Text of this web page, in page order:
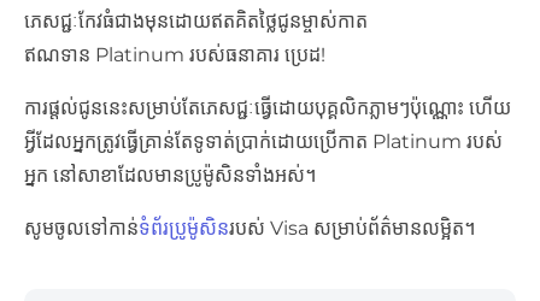
ភេសជ្ជៈកែវធំជាងមុនដោយឥតគិតថ្លៃជូនម្ចាស់កាត
ឥណទាន Platinum របស់ធនាគារ ប្រេដ!
ការផ្តល់ជូននេះសម្រាប់តែភេសជ្ជៈធ្វើដោយបុគ្គលិកភ្លាមៗប៉ុណ្ណោះ ហើយ
អ្វីដែលអ្នកត្រូវធ្វើគ្រាន់តែទូទាត់ប្រាក់ដោយប្រើកាត Platinum របស់
អ្នក នៅសាខាដែលមានប្រូម៉ូសិនទាំងអស់។
សូមចូលទៅកាន់ទំព័រប្រូម៉ូសិនរបស់ Visa សម្រាប់ព័ត៌មានលម្អិត។​